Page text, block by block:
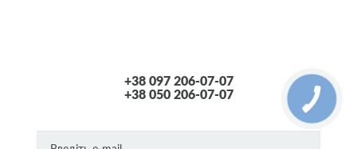
+38 097 206-07-07
+38 050 206-07-07